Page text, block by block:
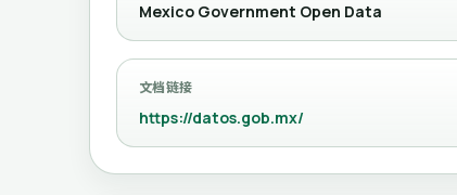
Mexico Government Open Data
文档链接
https://datos.gob.mx/